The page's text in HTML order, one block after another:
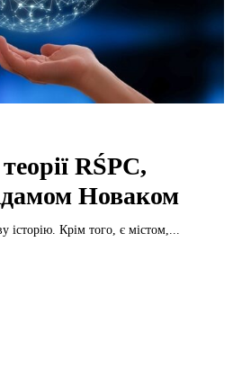
RŚPC,
Новаком
історію. Крім того, є містом,...